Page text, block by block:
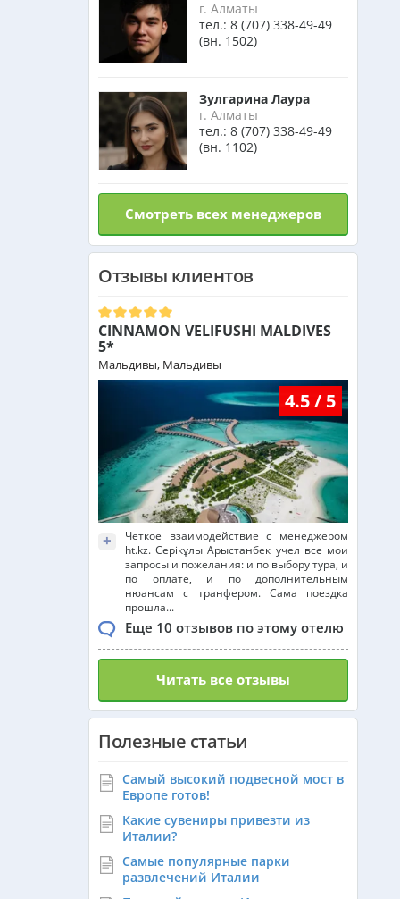
Оман из Алматы
г. Алматы
тел.: 8 (707) 338-49-49
(вн. 1502)
Зулгарина Лаура
г. Алматы
тел.: 8 (707) 338-49-49
(вн. 1102)
Смотреть всех менеджеров
Отзывы клиентов
CINNAMON VELIFUSHI MALDIVES
5*
Мальдивы, Мальдивы
4.5 / 5
+
Четкое взаимодействие с менеджером
ht.kz. Серікұлы Арыстанбек учел все мои
запросы и пожелания: и по выбору тура, и
по оплате, и по дополнительным
нюансам с транфером. Сама поездка
прошла...
Еще 10 отзывов по этому отелю
Читать все отзывы
Полезные статьи
Самый высокий подвесной мост в
Европе готов!
Какие сувениры привезти из
Италии?
Самые популярные парки
развлечений Италии